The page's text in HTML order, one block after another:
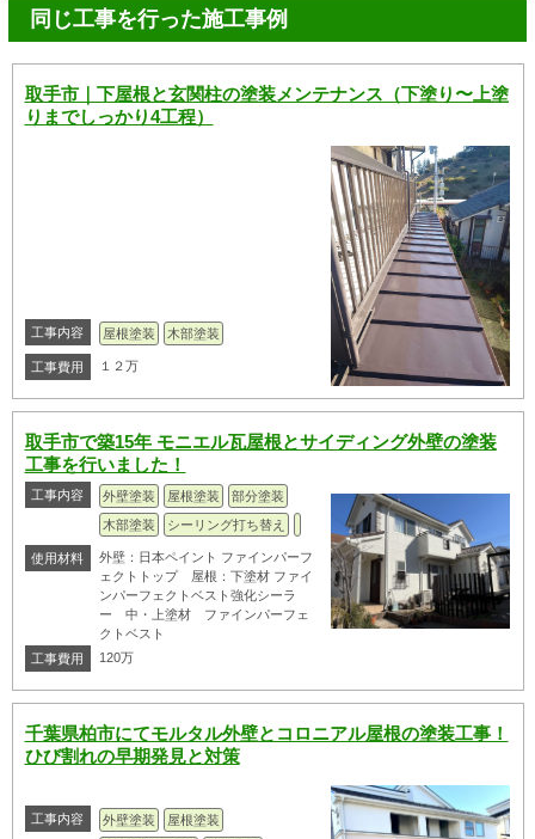
同じ工事を行った施工事例
取手市｜下屋根と玄関柱の塗装メンテナンス（下塗り〜上塗
りまでしっかり4工程）
工事内容 屋根塗装 木部塗装
工事費用 １２万
取手市で築15年 モニエル瓦屋根とサイディング外壁の塗装
工事を行いました！
工事内容 外壁塗装 屋根塗装
部分塗装
木部塗装
シーリング打ち替え
使用材料
外壁：日本ペイント ファインパーフ
ェクトトップ 屋根：下塗材 ファイ
ンパーフェクトベスト強化シーラ
ー 中・上塗材 ファインパーフェ
クトベスト
工事費用
120万
千葉県柏市にてモルタル外壁とコロニアル屋根の塗装工事！
ひび割れの早期発見と対策
工事内容 外壁塗装
屋根塗装